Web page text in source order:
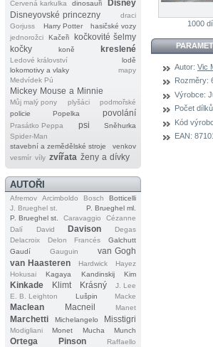
Červená karkulka
dinosauři
Disney
Disneyovské princezny
draci
Gorjuss
Harry Potter
hasičské vozy
jednorožci
Kačeři
kočkovité šelmy
kočky
koně kreslené
Ledové království
lodě
lokomotivy a vlaky
mapy
Medvídek Pú
Mickey Mouse a Minnie
Můj malý pony plyšáci
podmořské
policie
Popelka povolání
Prasátko Peppa psi
Sněhurka
Spider‐Man
stavební a zemědělské stroje
venkov
vesmír víly zvířata ženy a dívky
AUTOŘI
Afremov Arcimboldo Bosch
Botticelli
J. Brueghel st.
P. Brueghel ml.
P. Brueghel st.
Caravaggio
Cézanne
Dalí
David Davison
Degas
Delacroix
Delon Francés
Galchutt
Gaudí
Gauguin
van Gogh
van Haasteren
Hardwick
Hayez
Hokusai
Kagaya Kandinskij Kim
Kinkade Klimt Krásný
J. Lee
E. B. Leighton
Lušpin Macke
Maclean Macneil Manet
Marchetti Michelangelo Misstigri
Modigliani Monet Mucha Munch
Ortega Pinson
Raffaello
1000
Autor: Vic
Rozměry:
Výrobce:
Počet
Kód
EAN: